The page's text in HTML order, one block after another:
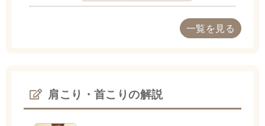
一覧を見る
肩こり・首こりの解説